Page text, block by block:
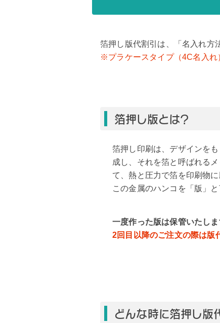
箔押し版代割引は、「名入れ方
※プラケースタイプ（4C名入れ
箔押し版とは？
箔押し印刷は、デザインを
成し、それを箔と呼ばれる
て、熱と圧力で箔を印刷物
この金属のハンコを「版」と
一度作った版は保管いたしま
2回目以降のご注文の際は版
どんな時に箔押し版